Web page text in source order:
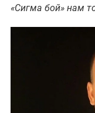
«Сигма бой» нам